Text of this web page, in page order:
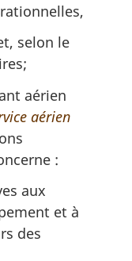
selon le
aérien
aérien
:
aux
et à
des